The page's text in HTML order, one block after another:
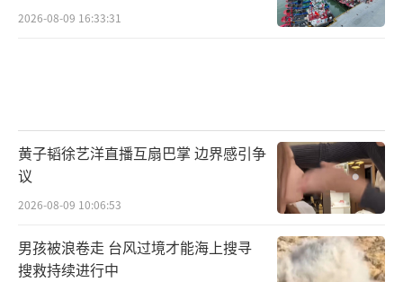
2012年，高显文不再外出，开始全职守
护。他的行动也升级了：
2026-08-09 16:33:31
黄子韬徐艺洋直播互扇巴掌 边界感引争
议
2026-08-09 10:06:53
男孩被浪卷走 台风过境才能海上搜寻
搜救持续进行中